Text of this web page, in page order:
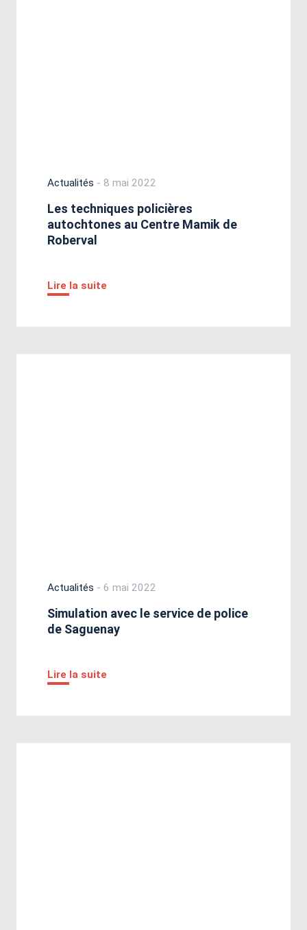
Actualités - 8 mai 2022
Les techniques policières
autochtones au Centre Mamik de
Roberval
Lire la suite
Actualités - 6 mai 2022
Simulation avec le service de police
de Saguenay
Lire la suite